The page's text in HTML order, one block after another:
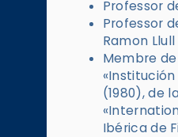
Professor
Professor
Ramon
Membre
(1980), de
Ibérica de